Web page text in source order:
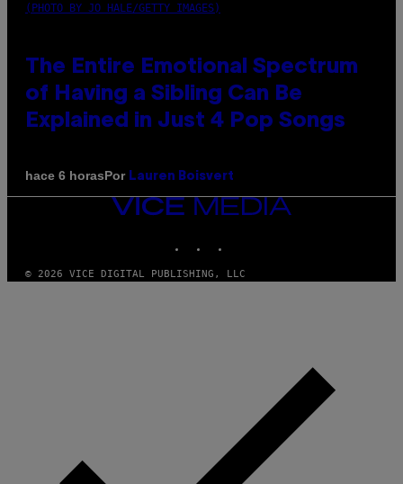
(PHOTO BY JO HALE/GETTY IMAGES)
The Entire Emotional Spectrum
of Having a Sibling Can Be
Explained in Just 4 Pop Songs
hace 6 horasPor Lauren Boisvert
VICE
MEDIA
© 2026 VICE DIGITAL PUBLISHING, LLC